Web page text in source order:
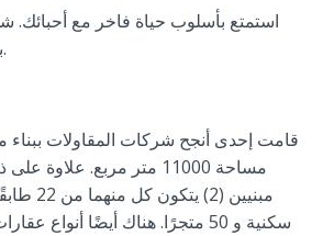
استمتع بأسلوب حياة فاخر مع
باغجلار اسطنبول للبيع.
قامت إحدى أنجح شركات المقاولات
مساحة 11000 متر مربع.